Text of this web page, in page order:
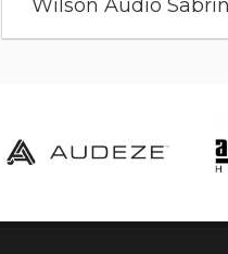
Wilson Audio